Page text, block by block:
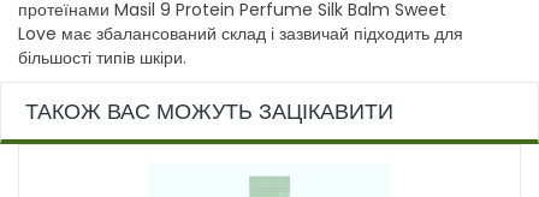
протеїнами Masil 9 Protein Perfume Silk Balm Sweet
Love має збалансований склад і зазвичай підходить для
більшості типів шкіри.
ТАКОЖ ВАС МОЖУТЬ ЗАЦІКАВИТИ